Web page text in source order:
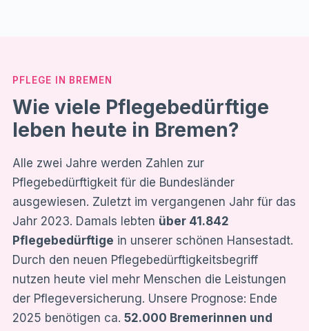
PFLEGE IN BREMEN
Wie viele Pflegebedürftige
leben heute in Bremen?
Alle zwei Jahre werden Zahlen zur
Pflegebedürftigkeit für die Bundesländer
ausgewiesen. Zuletzt im vergangenen Jahr für das
Jahr 2023. Damals lebten über 41.842
Pflegebedürftige in unserer schönen Hansestadt.
Durch den neuen Pflegebedürftigkeitsbegriff
nutzen heute viel mehr Menschen die Leistungen
der Pflegeversicherung. Unsere Prognose: Ende
2025 benötigen ca. 52.000 Bremerinnen und